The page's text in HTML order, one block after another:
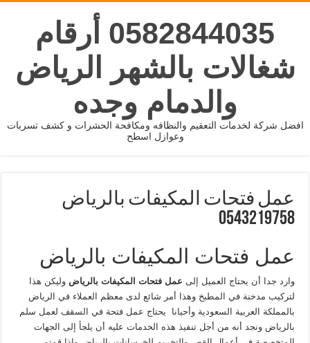
0582844035 أرقام
شغالات بالشهر الرياض
والدمام وجده
افضل شركة لخدمات التعقيم والنظافه ومكافحة الحشرات و كشف تسربات
وعوازل اسطح
عمل فتحات المكيفات بالرياض
0543219758
عمل فتحات المكيفات بالرياض
وارد جدا أن يحتاج العميل إلى عمل فتحات المكيفات بالرياض وليكن هذا
لتركيب مدخنة في المطبخ وهذا أمر شائع لدى معظم العملاء في الرياض
بالمملكة العربية السعودية وأحيانا يحتاج عمل فتحة في السقف لعمل سلم
بالرياض ونجد أنه من أجل تنفيذ هذه الخدمات عليه أن يلجأ إلى الجهات